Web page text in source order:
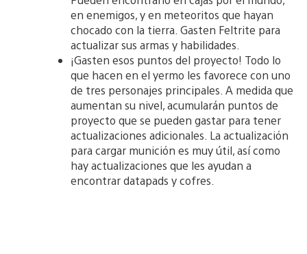
en enemigos, y en meteoritos que hayan
chocado con la tierra. Gasten Feltrite para
actualizar sus armas y habilidades.
¡Gasten esos puntos del proyecto! Todo lo
que hacen en el yermo les favorece con uno
de tres personajes principales. A medida que
aumentan su nivel, acumularán puntos de
proyecto que se pueden gastar para tener
actualizaciones adicionales. La actualización
para cargar munición es muy útil, así como
hay actualizaciones que les ayudan a
encontrar datapads y cofres.